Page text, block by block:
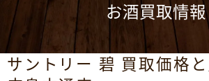
お酒買取情報
サントリー 碧 買取価格と